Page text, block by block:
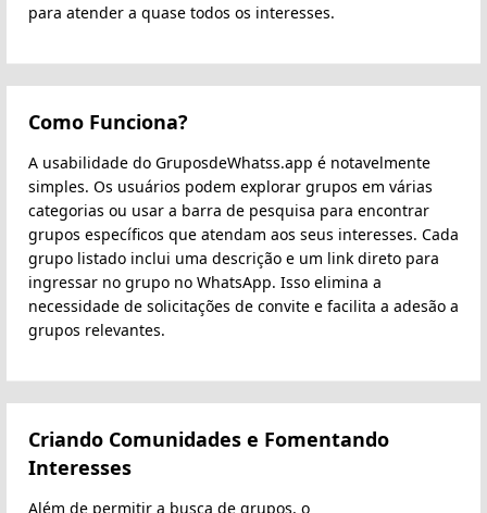
para atender a quase todos os interesses.
Como Funciona?
A usabilidade do GruposdeWhatss.app é notavelmente
simples. Os usuários podem explorar grupos em várias
categorias ou usar a barra de pesquisa para encontrar
grupos específicos que atendam aos seus interesses. Cada
grupo listado inclui uma descrição e um link direto para
ingressar no grupo no WhatsApp. Isso elimina a
necessidade de solicitações de convite e facilita a adesão a
grupos relevantes.
Criando Comunidades e Fomentando
Interesses
Além de permitir a busca de grupos, o